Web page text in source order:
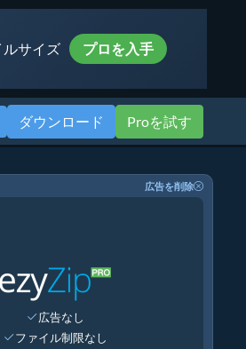
ルサイズ プロを入手
ダウンロード Proを試す
広告を削除
広告なし
ファイル制限なし